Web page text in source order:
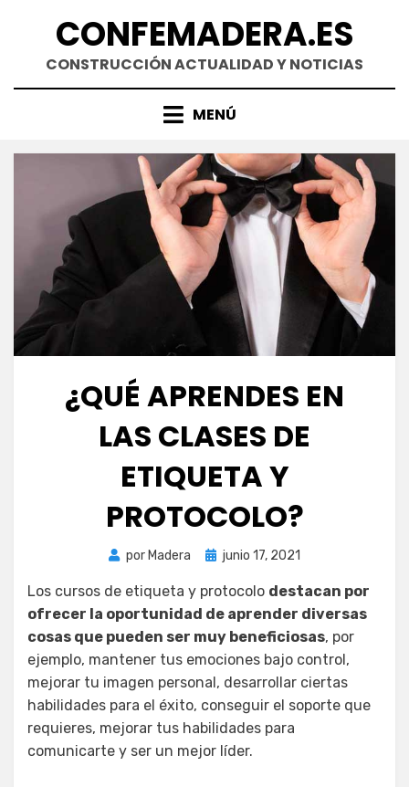
contenidoCONFEMADERA.ES
CONSTRUCCIÓN ACTUALIDAD Y NOTICIAS
MENÚ
¿QUÉ APRENDES EN
LAS CLASES DE
ETIQUETA Y
PROTOCOLO?
por Madera
Publicada
junio 17, 2021
Los cursos de etiqueta y protocolo destacan por
ofrecer la oportunidad de aprender diversas
cosas que pueden ser muy beneficiosas, por
ejemplo, mantener tus emociones bajo control,
mejorar tu imagen personal, desarrollar ciertas
habilidades para el éxito, conseguir el soporte que
requieres, mejorar tus habilidades para
comunicarte y ser un mejor líder.